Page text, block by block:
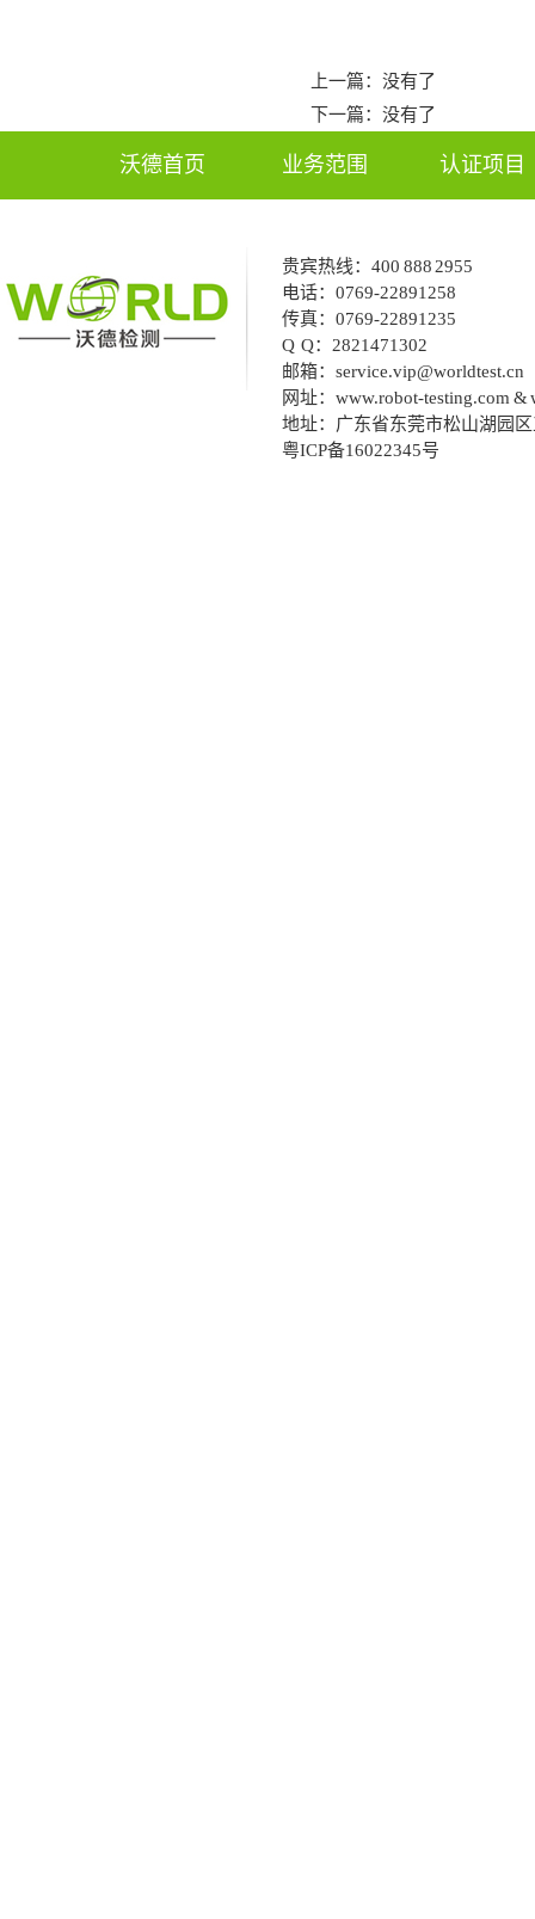
上一篇：没有了
下一篇：没有了
沃德首页 业务范围 认证项目
贵宾热线： 400 888 2955
电话： 0769-22891258
传真： 0769-22891235
Q Q： 2821471302
邮箱：
网址： www.robot-testing.com &
地址：广东省东莞市松山湖园
粤ICP备16022345号